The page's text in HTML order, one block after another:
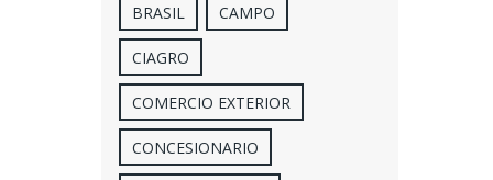
BRASIL CAMPO
CIAGRO
COMERCIO EXTERIOR
CONCESIONARIO